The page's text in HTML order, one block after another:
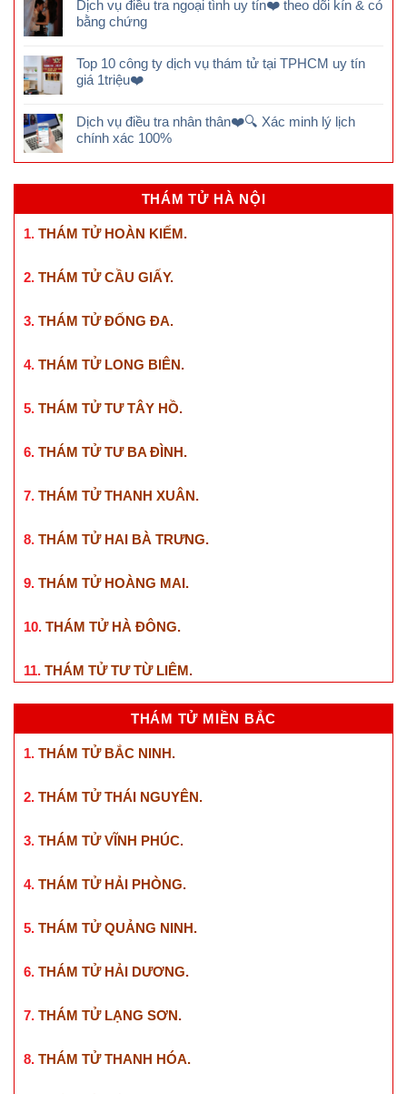
Dịch vụ điều tra ngoại tình uy tín❤️ theo dõi kín & có
bằng chứng
Top 10 công ty dịch vụ thám tử tại TPHCM uy tín
giá 1triệu❤️
Dịch vụ điều tra nhân thân❤️🔍 Xác minh lý lịch
chính xác 100%
THÁM TỬ HÀ NỘI
1. THÁM TỬ HOÀN KIẾM.
2. THÁM TỬ CẦU GIẤY.
3. THÁM TỬ ĐỐNG ĐA.
4. THÁM TỬ LONG BIÊN.
5. THÁM TỬ TƯ TÂY HỒ.
6. THÁM TỬ TƯ BA ĐÌNH.
7. THÁM TỬ THANH XUÂN.
8. THÁM TỬ HAI BÀ TRƯNG.
9. THÁM TỬ HOÀNG MAI.
10. THÁM TỬ HÀ ĐÔNG.
11. THÁM TỬ TƯ TỪ LIÊM.
THÁM TỬ MIỀN BẮC
1. THÁM TỬ BẮC NINH.
2. THÁM TỬ THÁI NGUYÊN.
3. THÁM TỬ VĨNH PHÚC.
4. THÁM TỬ HẢI PHÒNG.
5. THÁM TỬ QUẢNG NINH.
6. THÁM TỬ HẢI DƯƠNG.
7. THÁM TỬ LẠNG SƠN.
8. THÁM TỬ THANH HÓA.